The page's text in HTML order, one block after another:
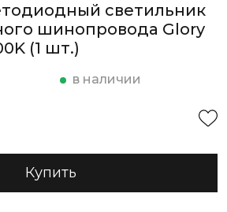
светильник
шинопровода Glory
(1 шт.)
в наличии
Купить